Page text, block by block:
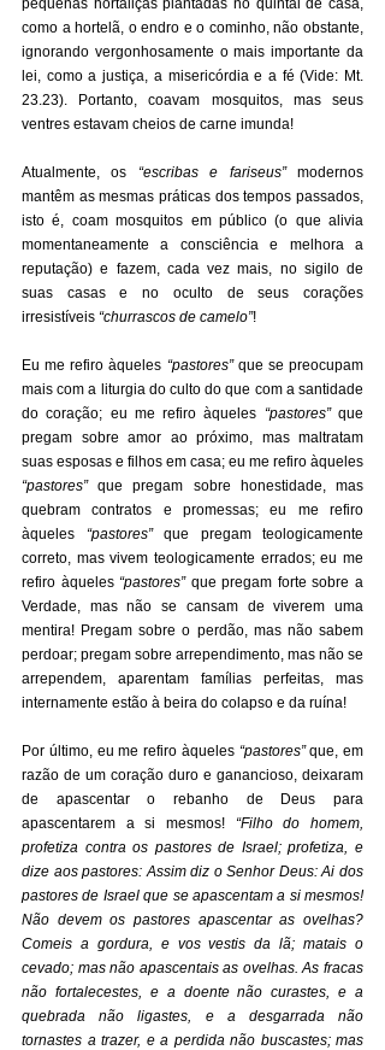
pequenas hortaliças plantadas no quintal de casa,
como a hortelã, o endro e o cominho, não obstante,
ignorando vergonhosamente o mais importante da
lei, como a justiça, a misericórdia e a fé (Vide: Mt.
23.23). Portanto, coavam mosquitos, mas seus
ventres estavam cheios de carne imunda!
Atualmente, os “escribas e fariseus” modernos
mantêm as mesmas práticas dos tempos passados,
isto é, coam mosquitos em público (o que alivia
momentaneamente a consciência e melhora a
reputação) e fazem, cada vez mais, no sigilo de
suas casas e no oculto de seus corações
irresistíveis “churrascos de camelo”!
Eu me refiro àqueles “pastores” que se preocupam
mais com a liturgia do culto do que com a santidade
do coração; eu me refiro àqueles “pastores” que
pregam sobre amor ao próximo, mas maltratam
“pastores” que pregam sobre honestidade, mas
quebram contratos e promessas; eu me refiro
àqueles
“pastores” que pregam teologicamente
correto, mas vivem teologicamente errados; eu me
refiro àqueles “pastores” que pregam forte sobre a
Verdade, mas não se cansam de viverem uma
mentira! Pregam sobre o perdão, mas não sabem
perdoar; pregam sobre arrependimento, mas não se
arrependem, aparentam famílias perfeitas, mas
internamente estão à beira do colapso e da ruína!
Por último, eu me refiro àqueles “pastores” que, em
razão de um coração duro e ganancioso, deixaram
de apascentar o rebanho de Deus para
apascentarem a si mesmos! “Filho do homem,
profetiza contra os pastores de Israel; profetiza, e
dize aos pastores: Assim diz o Senhor Deus: Ai dos
pastores de Israel que se apascentam a si mesmos!
Não devem os pastores apascentar as ovelhas?
Comeis a gordura, e vos vestis da lã; matais o
cevado; mas não apascentais as ovelhas. As fracas
não fortalecestes, e a doente não curastes, e a
quebrada não ligastes, e a desgarrada não
tornastes a trazer, e a perdida não buscastes; mas